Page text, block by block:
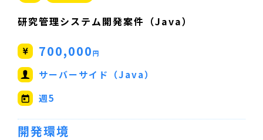
研究管理システム開発案件（Java）
700,000円
サーバーサイド（Java）
週5
開発環境